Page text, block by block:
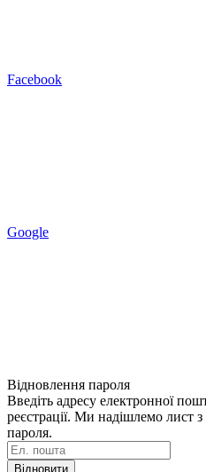
Facebook
Google
Відновлення пароля
Введіть адресу електронної
реєстрації. Ми надішлемо лист
пароля.
Відновити